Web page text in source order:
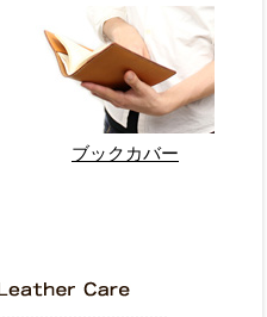
ブックカバー